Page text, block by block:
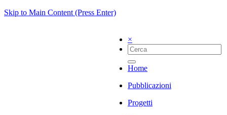
Skip to Main Content (Press Enter)
×
Home
Pubblicazioni
Progetti